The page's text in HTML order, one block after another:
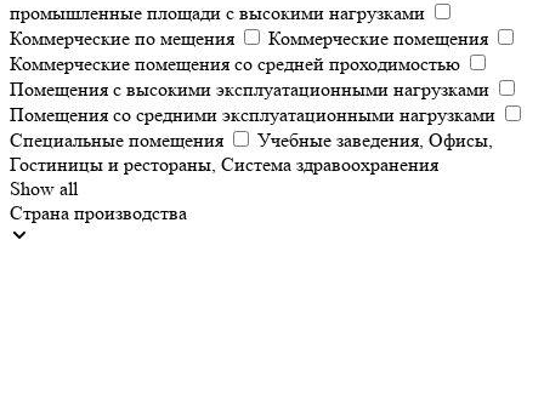
промышленные площади с высокими нагрузками
Коммерческие по мещения
Коммерческие помещения
Коммерческие помещения со средней проходимостью
Помещения с высокими эксплуатационными нагрузками
Помещения со средними эксплуатационными нагрузками
Специальные помещения
Учебные заведения, Офисы,
Гостиницы и рестораны, Система здравоохранения
Show all
Страна производства